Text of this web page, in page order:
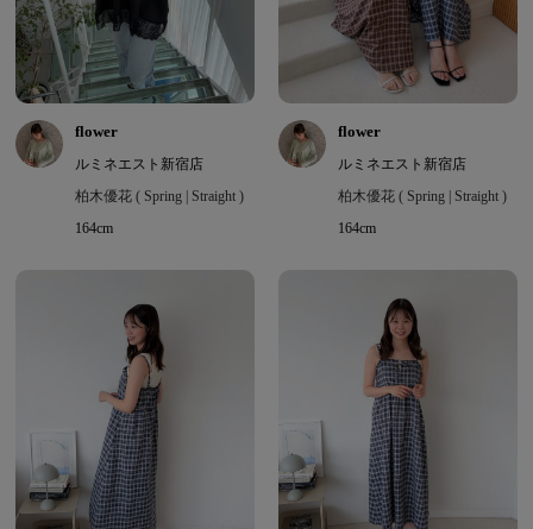
flower
ルミネエスト新宿店
柏木優花 ( Spring | Straight )
164cm
flower
ルミネエスト新宿店
柏木優花 ( Spring | Straight )
164cm